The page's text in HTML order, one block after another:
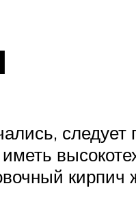
кирпич